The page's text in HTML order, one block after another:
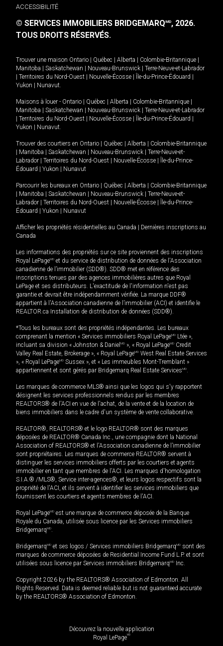
ACCESSIBILITÉ
© SERVICES IMMOBILIERS BRIDGEMARQMD, 2026.
TOUS DROITS RÉSERVÉS.
Trouver une maison Ontario Québec Alberta Colombie-Britannique
Manitoba
Saskatchewan Nouveau-Brunswick
Terre-Neuve-et-Labrador
Territoires du Nord-Ouest Nouvelle-Écosse Île-du-Prince-Édouard
Yukon
Nunavut.
Maisons à louer - Ontario Québec Alberta Colombie-Britannique
Manitoba
Saskatchewan Nouveau-Brunswick
Terre-Neuve-et-Labrador
Territoires du Nord-Ouest Nouvelle-Écosse Île-du-Prince-Édouard
Yukon
Nunavut.
Trouver des courtiers en Ontario Québec Alberta
Colombie-Britannique
Manitoba Saskatchewan Nouveau-Brunswick
Terre-Neuve-et-
Labrador
Territoires du Nord-Ouest Nouvelle-Écosse
Île-du-Prince-
Édouard
Yukon Nunavut
Parcourir les bureaux en Ontario Québec Alberta
Colombie-Britannique
Manitoba Saskatchewan Nouveau-Brunswick
Terre-Neuve-et-
Labrador
Territoires du Nord-Ouest Nouvelle-Écosse
Île-du-Prince-
Édouard
Yukon Nunavut
Afficher les propriétés résidentielles au Canada
Dernières inscriptions au
Canada
Les informations des propriétés sur ce site proviennent des inscriptions
Royal LePageMD et du service de distribution de données de l'Association
canadienne de l’immobilier (SDD®). SDD® met en référence des
inscriptions tenues par des agences immobilières autres que Royal
LePage et ses distributeurs. L'exactitude de l'information n'est pas
garantie et devrait être indépendamment vérifiée. La marque DDF®
appartient à l'Association canadienne de l’immobilier (ACI) et identifie le
REALTOR.ca Installation de distribution de données (SDD®).
*Tous les bureaux sont des propriétés indépendantes. Les bureaux
comprenant la mention « Services immobiliers Royal LePageMD Ltée »,
incluant sa division « Johnston & Daniel MD », « Royal LePageMD Credit
Valley Real Estate, Brokerage », « Royal LePageMD West Real Estate Services
», « Royal LePageMD Sussex », et « Les immeubles Mont-Tremblant »
appartiennent et sont gérés par Bridgemarq Real Estate ServicesMD.
Les marques de commerce MLS® ainsi que les logos qui s'y rapportent
désignent les services professionnels rendus par les membres
REALTORS® de l'ACI en vue de l'achat, de la vente et de la location de
biens immobiliers dans le cadre d'un système de vente collaborative.
REALTOR®, REALTORS® et le logo REALTOR® sont des marques
déposées de REALTOR® Canada Inc., une compagnie dont la National
Association of REALTORS® et l'Association canadienne de l’immobilier
sont propriétaires. Les marques de commerce REALTOR® servent à
distinguer les services immobiliers offerts par les courtiers et agents
immobilier en tant que membres de l'ACI. Les marques d'homologation
S.I.A.® /MLS®, Service inter-agences®, et leurs logos respectifs sont la
propriété de l'ACI, et ils servent à identifier les services immobiliers que
fournissent les courtiers et agents membres de l'ACI.
Royal LePageMD est une marque de commerce déposée de la Banque
Royale du Canada, utilisée sous licence par les Services immobiliers
BridgemarqMD.
BridgemarqMD et ses logos / Services immobiliers BridgemarqMD sont des
marques de commerce déposées de Residential Income Fund L.P. et sont
utilisées sous licence par Services immobiliers BridgemarqMD Inc.
Copyright 2026 by the REALTORS® Association of Edmonton. All
Rights Reserved. Data is deemed reliable but is not guaranteed accurate
by the REALTORS® Association of Edmonton.
Découvrez la nouvelle application
Royal LePageMD